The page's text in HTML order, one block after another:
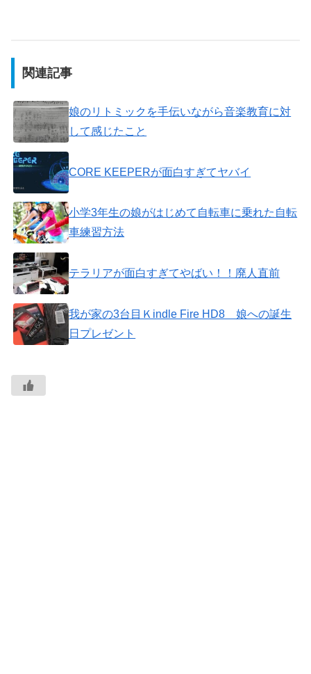
関連記事
娘のリトミックを手伝いながら音楽教育に対
して感じたこと
CORE KEEPERが面白すぎてヤバイ
小学3年生の娘がはじめて自転車に乗れた自転
車練習方法
テラリアが面白すぎてやばい！！廃人直前
我が家の3台目Ｋindle Fire HD8 娘への誕生
日プレゼント